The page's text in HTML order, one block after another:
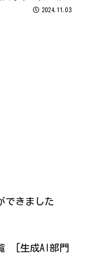
を下回り、良い季
2024.11.03
きました
[生成AI部門